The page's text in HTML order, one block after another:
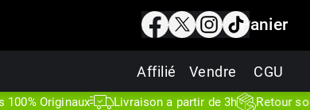
Panier
CGU
Vendre
Affilié
Livraison a partir de 3h Retour sous 7